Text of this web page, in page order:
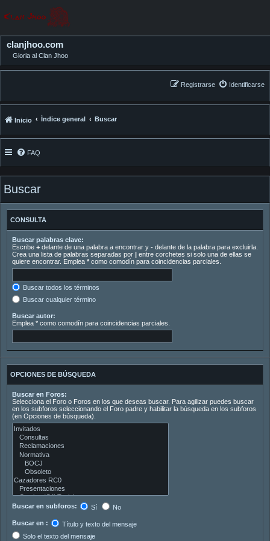
clanjhoo.com
Gloria al Clan Jhoo
Identificarse
Registrarse
Inicio Índice general Buscar
FAQ
Buscar
CONSULTA
Buscar palabras clave:
Escribe + delante de una palabra a encontrar y - delante de la palabra para excluirla.
Crea una lista de palabras separadas por | entre corchetes si solo una de ellas se
quiere encontrar. Emplea * como comodín para coincidencias parciales.
Buscar todos los términos
Buscar cualquier término
Buscar autor:
Emplea * como comodín para coincidencias parciales.
OPCIONES DE BÚSQUEDA
Buscar en Foros:
Selecciona el Foro o Foros en los que deseas buscar. Para agilizar puedes buscar
en los subforos seleccionando el Foro padre y habilitar la búsqueda en los subforos
(en Opciones de búsqueda).
Buscar en subforos: Sí No
Buscar en :
Título y texto del mensaje
Solo el texto del mensaje